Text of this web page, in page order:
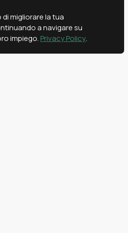
migliorare la tua
a navigare su
impiego. Privacy Policy.